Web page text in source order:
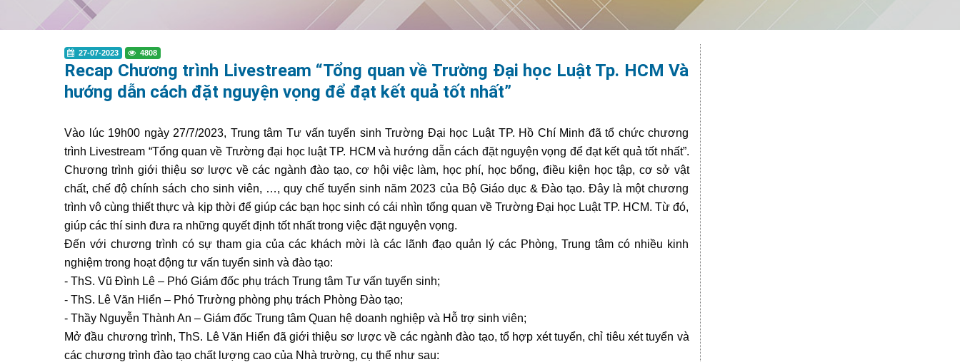
27-07-2023 4808
Recap Chương trình Livestream “Tổng quan về Trường Đại học Luật Tp. HCM Và
hướng dẫn cách đặt nguyện vọng để đạt kết quả tốt nhất”
Vào lúc 19h00 ngày 27/7/2023, Trung tâm Tư vấn tuyển sinh Trường Đại học Luật TP. Hồ Chí Minh đã tổ chức chương
trình Livestream “Tổng quan về Trường đại học luật TP. HCM và hướng dẫn cách đặt nguyện vọng để đạt kết quả tốt nhất”.
Chương trình giới thiệu sơ lược về các ngành đào tạo, cơ hội việc làm, học phí, học bổng, điều kiện học tập, cơ sở vật
chất, chế độ chính sách cho sinh viên, …, quy chế tuyển sinh năm 2023 của Bộ Giáo dục & Đào tạo. Đây là một chương
trình vô cùng thiết thực và kịp thời để giúp các bạn học sinh có cái nhìn tổng quan về Trường Đại học Luật TP. HCM. Từ đó,
giúp các thí sinh đưa ra những quyết định tốt nhất trong việc đặt nguyện vọng.
Đến với chương trình có sự tham gia của các khách mời là các lãnh đạo quản lý các Phòng, Trung tâm có nhiều kinh
nghiệm trong hoạt động tư vấn tuyển sinh và đào tạo:
- ThS. Vũ Đình Lê – Phó Giám đốc phụ trách Trung tâm Tư vấn tuyển sinh;
- ThS. Lê Văn Hiển – Phó Trường phòng phụ trách Phòng Đào tạo;
- Thầy Nguyễn Thành An – Giám đốc Trung tâm Quan hệ doanh nghiệp và Hỗ trợ sinh viên;
Mở đầu chương trình,ThS. Lê Văn Hiển đã giới thiệu sơ lược về các ngành đào tạo, tổ hợp xét tuyển, chỉ tiêu xét tuyển và
các chương trình đào tạo chất lượng cao của Nhà trường, cụ thể như sau: